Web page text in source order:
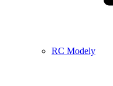
RC Modely